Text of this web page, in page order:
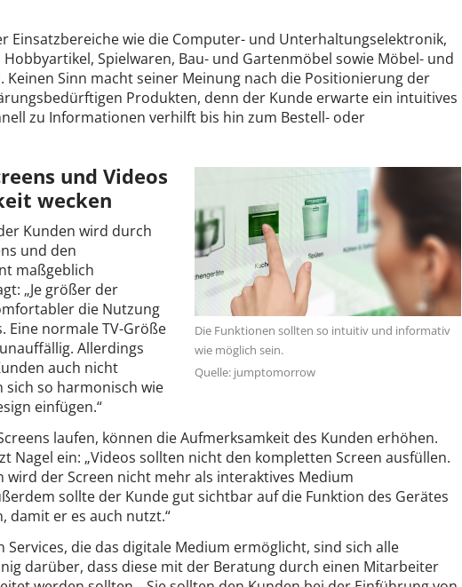
Einsatzbereiche wie die Computer- und Unterhaltungselektronik,
Spielwaren, Bau- und Gartenmöbel sowie Möbel- und
Keinen Sinn macht seiner Meinung nach die Positionierung der
Produkten, denn der Kunde erwarte ein intuitives
zu Informationen verhilft bis hin zum Bestell- oder
Die Funktionen sollten so intuitiv und informativ
wie möglich sein.
Quelle: jumptomorrow
und Videos
wecken
Kunden wird durch
und den
maßgeblich
„Je größer der
die Nutzung
Eine normale TV-Größe
Allerdings
auch nicht
sich so harmonisch wie
einfügen.“
laufen, können die Aufmerksamkeit des Kunden erhöhen.
Nagel ein: „Videos sollten nicht den kompletten Screen ausfüllen.
wird der Screen nicht mehr als interaktives Medium
sollte der Kunde gut sichtbar auf die Funktion des Gerätes
damit er es auch nutzt.“
Services, die das digitale Medium ermöglicht, sind sich alle
darüber, dass diese mit der Beratung durch einen Mitarbeiter